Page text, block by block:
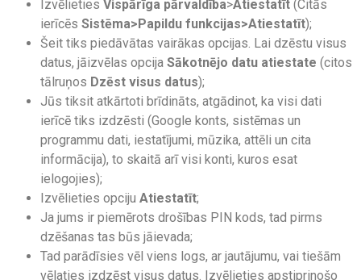
Izvēlieties Vispārīga pārvaldība>Atiestatīt (Citās
ierīcēs Sistēma>Papildu funkcijas>Atiestatīt);
Šeit tiks piedāvātas vairākas opcijas. Lai dzēstu visus
datus, jāizvēlas opcija Sākotnējo datu atiestate (citos
tālruņos Dzēst visus datus);
Jūs tiksit atkārtoti brīdināts, atgādinot, ka visi dati
ierīcē tiks izdzēsti (Google konts, sistēmas un
programmu dati, iestatījumi, mūzika, attēli un cita
informācija), to skaitā arī visi konti, kuros esat
ielogojies);
Izvēlieties opciju Atiestatīt;
Ja jums ir piemērots drošības PIN kods, tad pirms
dzēšanas tas būs jāievada;
Tad parādīsies vēl viens logs, ar jautājumu, vai tiešām
vēlaties izdzēst visus datus. Izvēlieties apstiprinošo